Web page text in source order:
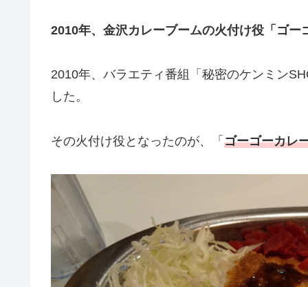
2010年、金沢カレーブームの火付け役「ゴー
2010年、バラエティ番組「秘密のケンミン
した。
その火付け役となったのが、「 ゴーゴーカレ